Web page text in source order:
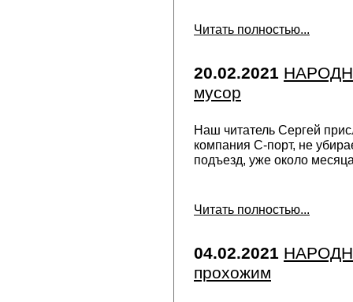
Читать полностью...
20.02.2021
мусор
Наш читатель Сергей
компания С-порт, не
подъезд, уже около
Читать полностью...
04.02.2021
прохожим